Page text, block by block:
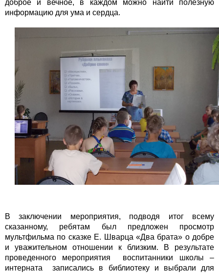
доброе и вечное, в каждом можно найти полезную
информацию для ума и сердца.
В заключении мероприятия, подводя итог всему
сказанному, ребятам был предложен просмотр
мультфильма по сказке Е. Шварца «Два брата» о добре
и уважительном отношении к близким. В результате
проведенного мероприятия воспитанники школы –
интерната записались в библиотеку и выбрали для